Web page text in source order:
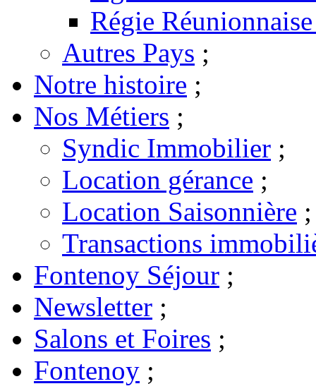
Régie
Autres Pays ;
Notre histoire ;
Nos Métiers ;
Syndic Immobilier ;
Location gérance ;
Location Saisonnière ;
Transactions
Fontenoy Séjour ;
Newsletter ;
Salons et Foires ;
Fontenoy ;